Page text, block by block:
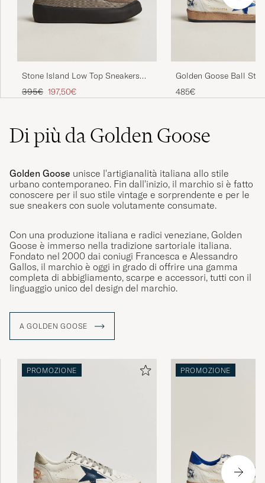
Stone Island Low Top Sneakers
Ash Brown
Prezzo ordinario
395€ Prezzo ridotto
197,50€
Golden Goose Ball
White/Blue
485€
Di più da Golden Goose
Golden Goose unisce l'artigianalità italiana allo stile
urbano contemporaneo. Fin dall'inizio, il marchio si è fatto
conoscere per il suo stile vintage e sorprendente e per le
sue sneakers con suole volutamente consumate.
Con una produzione italiana e radici veneziane, Golden
Goose è immerso nella tradizione sartoriale italiana.
Fondato nel 2000 dai coniugi Francesca e Alessandro
Gallos, il marchio è oggi in grado di offrire una gamma
completa di abbigliamento, scarpe e accessori, tutti con il
linguaggio unico del design del marchio.
A GOLDEN GOOSE
PROMOZIONE PROMOZIONE